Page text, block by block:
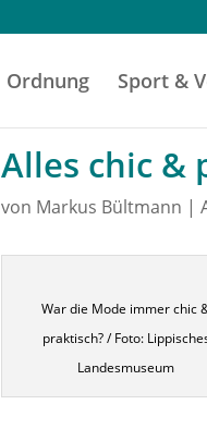
Ordnung Sport &
Alles chic &
von Markus Bültmann |
War die Mode immer chic
praktisch? / Foto:
Landesmuseum